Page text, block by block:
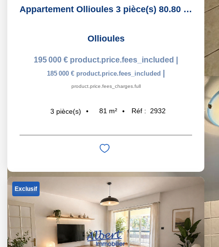
Appartement Ollioules 3 pièce(s) 80.80 m2
Ollioules
195 000 € product.price.fees_included
185 000 € product.price.fees_included
product.price.fees_charges.full
3 pièce(s) 81 m² Réf : 2932
Exclusif